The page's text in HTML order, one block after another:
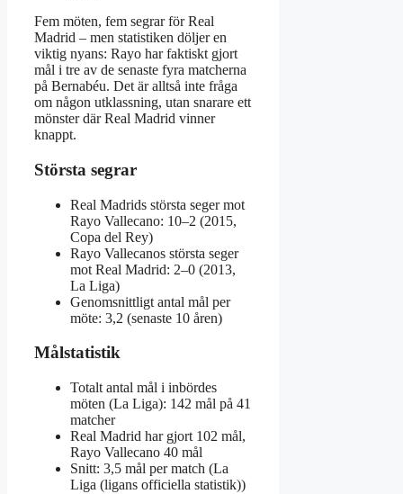
Fem möten, fem segrar för Real
Madrid – men statistiken döljer en
viktig nyans: Rayo har faktiskt gjort
mål i tre av de senaste fyra matcherna
på Bernabéu. Det är alltså inte fråga
om någon utklassning, utan snarare ett
mönster där Real Madrid vinner
knappt.
Största segrar
Real Madrids största seger mot
Rayo Vallecano: 10–2 (2015,
Copa del Rey)
Rayo Vallecanos största seger
mot Real Madrid: 2–0 (2013,
La Liga)
Genomsnittligt antal mål per
möte: 3,2 (senaste 10 åren)
Målstatistik
Totalt antal mål i inbördes
möten (La Liga): 142 mål på 41
matcher
Real Madrid har gjort 102 mål,
Rayo Vallecano 40 mål
Snitt: 3,5 mål per match (La
Liga (ligans officiella statistik))